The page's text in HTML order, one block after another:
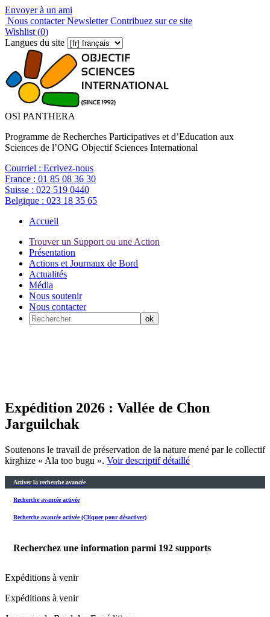
Envoyer à un ami
Nous contacterNewsletterContribuez sur ce site
Wishlist (0)
Langues du site
OSI PANTHERA
Programme de Recherches Participatives et d’Education aux
Sciences de l’ONG Objectif Sciences International
Courriel : Ecrivez-nous
France : 01 85 08 36 30
Suisse : 022 519 0440
Belgique : 023 18 35 65
Accueil
Trouver un Support ou une Action
Présentation
Actions et Journaux de Bord
Actualités
Média
Nous soutenir
Nous contacter
Expédition 2026 : Vallée de Chon
Jarguilchak
Soutenons le travail de préservation de la nature mené par le collectif
kirghize « Ala too bugu ». Voir descriptif détaillé
Activer la recherche avancée
Recherche avancée activée
Recherche avancée activée (Cliquer pour désactiver)
Recherchez une information parmi 192 supports
Expéditions à venir
Expéditions à venir